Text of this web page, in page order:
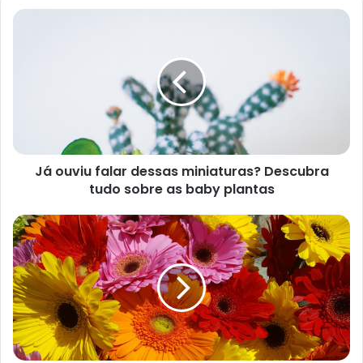
Qual a melhor forma de limpar
Apesar de não ser uma tarefa difícil, limpar a bancada feita
com granito depende de alguns cuidados. Por isso, é
importante manter a faxina em dia, principalmente quando
se trata da escolha de produtos para a limpeza.
A melhor maneira de manter a limpeza é evitando
qualquer produto ácido e abrasivo. Além disso, também é
essencial não deixar umidade na bancada, pois a pedra
pode absorver líquidos e deixar a superfície manchada.
Já ouviu falar dessas miniaturas? Descubra
tudo sobre as baby plantas